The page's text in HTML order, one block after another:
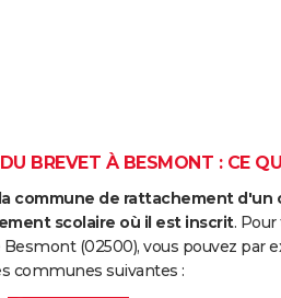
BREVET À BESMONT : CE
la commune de rattachement d'un
scolaire où il est inscrit.
(02500), vous pouvez par
communes suivantes :